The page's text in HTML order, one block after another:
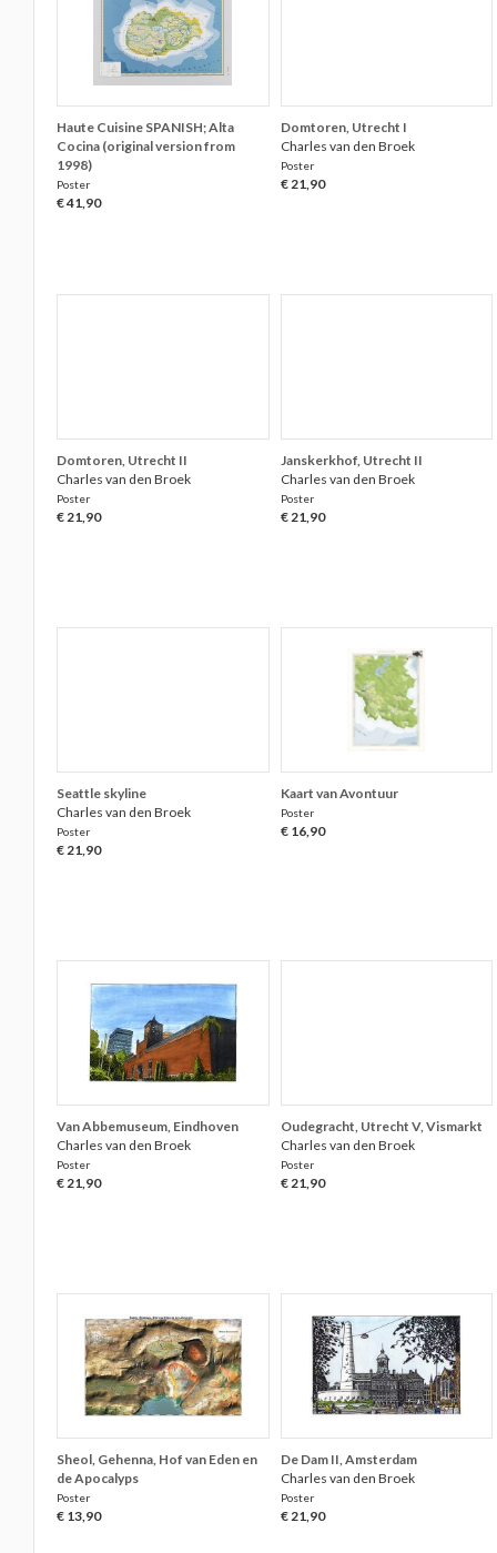
Haute Cuisine SPANISH; Alta
Cocina (original version from
1998)
Poster
€ 41,90
Domtoren, Utrecht I
Charles van den Broek
Poster
€ 21,90
Domtoren, Utrecht II
Charles van den Broek
Poster
€ 21,90
Janskerkhof, Utrecht II
Charles van den Broek
Poster
€ 21,90
Seattle skyline
Charles van den Broek
Poster
€ 21,90
Kaart van Avontuur
Poster
€ 16,90
Van Abbemuseum, Eindhoven
Charles van den Broek
Poster
€ 21,90
Oudegracht, Utrecht V, Vismarkt
Charles van den Broek
Poster
€ 21,90
Sheol, Gehenna, Hof van Eden en
de Apocalyps
Poster
€ 13,90
De Dam II, Amsterdam
Charles van den Broek
Poster
€ 21,90